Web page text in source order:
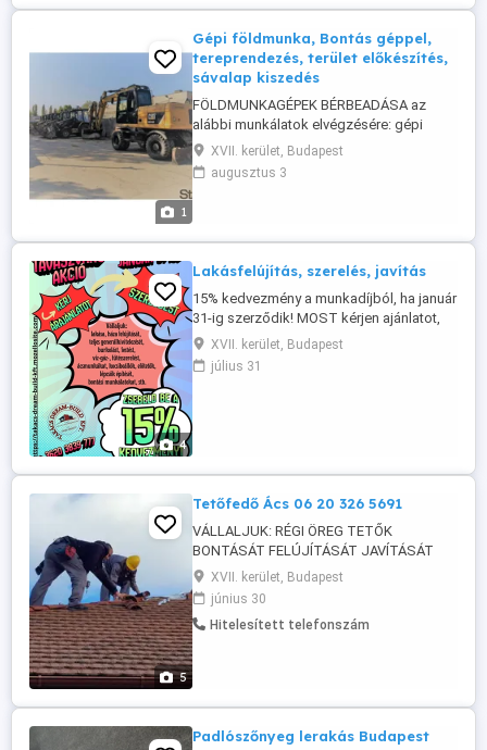
víztározó ...
1
Gépi földmunka, Bontás géppel,
tereprendezés, terület előkészítés,
sávalap kiszedés
FÖLDMUNKAGÉPEK BÉRBEADÁSA az
alábbi munkálatok elvégzésére: gépi
földmunka terület előkészítés
alapkiszedés tereprendezés sávalap ásás
bontás autók rakodása További
XVII. kerület, Budapest
augusztus 3
4
Lakásfelújítás, szerelés, javítás
15% kedvezmény a munkadíjból, ha január
31-ig szerződik! MOST kérjen ajánlatot,
ha még az idén belevágna felújítási
terveibe! Többek között vállaljuk: családi
házak generálkivitelezését tervezéstől
XVII. kerület, Budapest
július 31
5
Tetőfedő Ács 06 20 326 5691
VÁLLALJUK: RÉGI ÖREG TETŐK
BONTÁSÁT FELÚJÍTÁSÁT JAVÍTÁSÁT
ÉPÍTÉSÉT ÚJ TETŐ ÁCSOLÁSA RÉGI
TETŐ LÉCEK CSERÉJÉT CSEREPEK
PÓTLÁSA ÁTFORGATÁSÁT KÚP
CSEREPEK KENÉSÉT KÉMÉNYEK
MEGSZÜNTETÉSE RÖVID HATÁRIDŐVEL
KOMPLETT TETŐKÉSZÍTÉS ...
XVII. kerület, Budapest
június 30
Hitelesített telefonszám
Padlószőnyeg lerakás Budapest